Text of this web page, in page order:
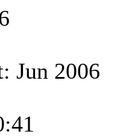
Jun 2006